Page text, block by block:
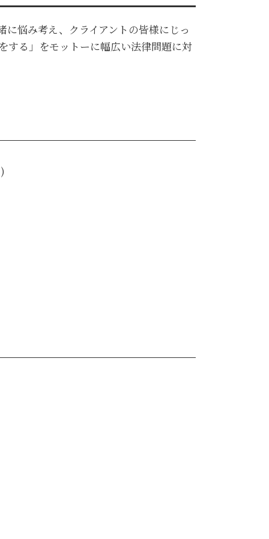
悩み考え、クライアントの皆様にじっ
する」をモットーに幅広い法律問題に対